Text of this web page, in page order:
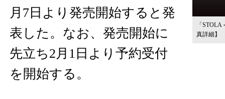
「
真詳細】
月7日より発売開始すると発
表した。なお、発売開始に
先立ち2月1日より予約受付
を開始する。